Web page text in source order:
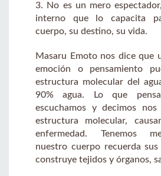
3. No es un mero
interno que lo capacita
cuerpo, su destino, su vida.
Masaru Emoto nos dice que
emoción o pensamiento
estructura molecular del
90% agua. Lo que
escuchamos y decimos nos
estructura molecular,
enfermedad. Tenemos
nuestro cuerpo recuerda
construye tejidos y órganos,